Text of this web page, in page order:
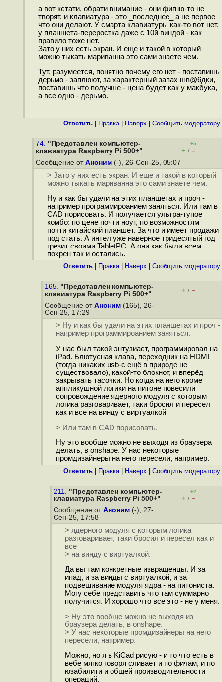
а вот кстати, обрати внимание - они фигню-то не
творят, и клавиатура - это _последнее_ а не первое
что они делают. У смарта клавиатуры как-то вот нет,
у планшета-переростка даже с 10й виндой - как
правило тоже нет.
Зато у них есть экран. И еще и такой в который
можно тыкать мариванна это сами знаете чем.
Тут, разумеется, понятно почему его нет - поставишь
дерьмо - заплюют, за характерный запах шв@6дки,
поставишь что получше - цена будет как у макбука,
а все одно - дерьмо.
Ответить Правка| Наверх Cообщить модератору
74. "Представлен компьютер-
клавиатура Raspberry Pi 500+"
+5
+ / –
Сообщение от Аноним (-), 26-Сен-25, 05:07
> Зато у них есть экран. И еще и такой в который
можно тыкать мариванна это сами знаете чем.
Ну и как бы удачи на этих планшетах и проч -
например программироанием заняться. Или там в
CAD порисовать. И получается ультра-тупое
комбо: по цене почти ноут, по возможностям
почти китайский планшет. За что и имеет продажи
под стать. А интел уже наверное тридесятый год
грезит своими TabletPC. А они как были всем
похрен так и остались.
Ответить Правка| Наверх Cообщить модератору
165. "Представлен компьютер-
клавиатура Raspberry Pi 500+"
+ / –
Сообщение от Аноним (165), 26-
Сен-25, 17:29
> Ну и как бы удачи на этих планшетах и проч -
например программироанием заняться.
У нас был такой энтузиаст, программировал на
iPad. Блютусная клава, переходник на HDMI
(тогда никаких usb-c ещё в природе не
существовало), какой-то блокнот, и вперёд
закрывать тасочки. Но когда на него кроме
аппликушной логики на питоне повесили
сопровождение ядерного модуля с которым
логика разговаривает, таки бросил и пересел
как и все на винду с виртуалкой.
> Или там в CAD порисовать.
Ну это вообще можно не выходя из браузера
делать, в onshape. У нас некоторые
промдизайнеры на него пересели, например.
Ответить Правка| Наверх Cообщить модератору
211. "Представлен компьютер-
клавиатура Raspberry Pi 500+"
+2
+ / –
Сообщение от Аноним (-), 27-
Сен-25, 17:58
> ядерного модуля с которым логика
разговаривает, таки бросил и пересел как и
все
> на винду с виртуалкой.
Да вы там конкретные извращенцы. И за
ипад, и за винды с виртуалкой, и за
подвешивание модуля ядра - на питониста.
Могу себе представить что там суммарно
получится. И хорошо что все это - не у меня.
> Ну это вообще можно не выходя из
браузера делать, в onshape.
> У нас некоторые промдизайнеры на него
пересели, например.
Можно, но я в KiCad рисую - и то что есть в
вебе мягко говоря сливает и по фичам, и по
юзабилити и общей производительности
операций.